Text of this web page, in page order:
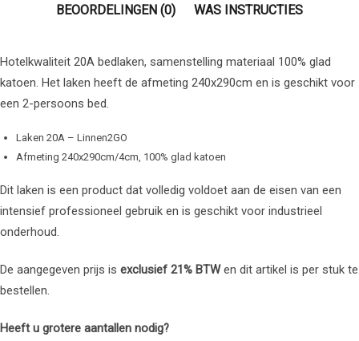
BEOORDELINGEN (0) WAS INSTRUCTIES
Hotelkwaliteit 20A bedlaken, samenstelling materiaal 100% glad
katoen. Het laken heeft de afmeting 240x290cm en is geschikt voor
een 2-persoons bed.
Laken 20A – Linnen2GO
Afmeting 240x290cm/4cm, 100% glad katoen
Dit laken is een product dat volledig voldoet aan de eisen van een
intensief professioneel gebruik en is geschikt voor industrieel
onderhoud.
De aangegeven prijs is exclusief 21% BTWen dit artikel is per stuk te
bestellen.
Heeft u grotere aantallen nodig?